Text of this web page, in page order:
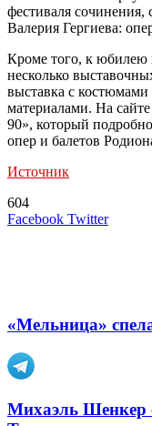
фестиваля сочинения,
Валерия Гергиева:
Кроме того, к юбилею
несколько
выставка с
материалами. На
90», который
опер и балетов
Источник
604
Facebook TwitterLinkedIn
Tumblr
Reddit
Skype
Viber
Line
«Мельница»
Михаэль Шенкер